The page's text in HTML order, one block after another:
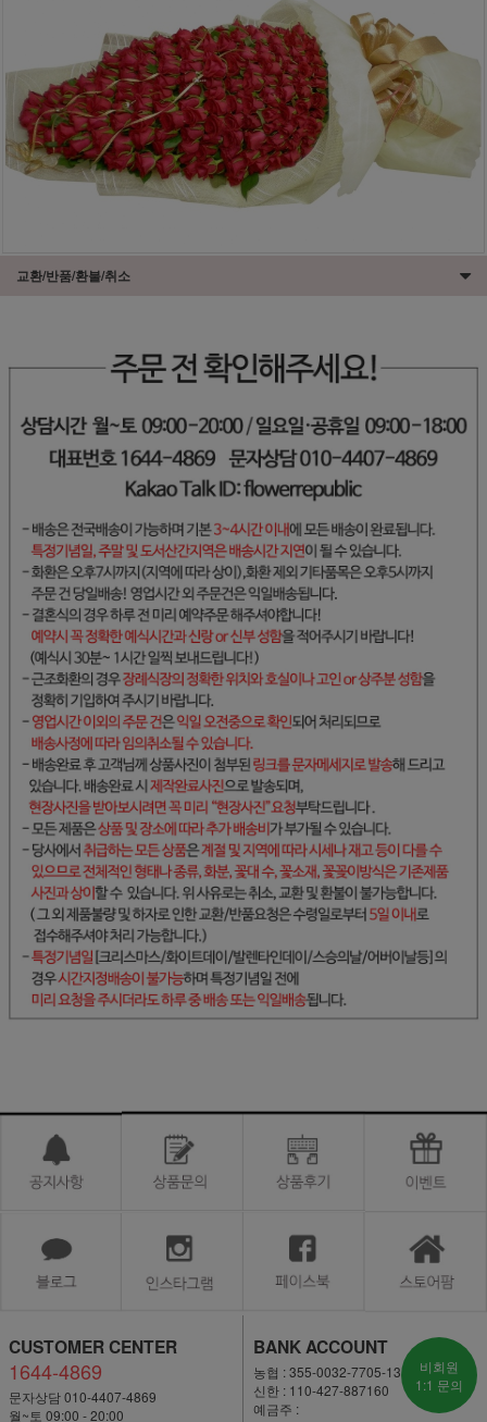
교환/반품/환불/취소
CUSTOMER CENTER
1644-4869
문자상담 010-4407-4869
월~토 09:00 - 20:00
BANK ACCOUNT
농협 : 355-0032-7705-13
신한 : 110-427-887160
예금주 :
비회원
1:1 문의